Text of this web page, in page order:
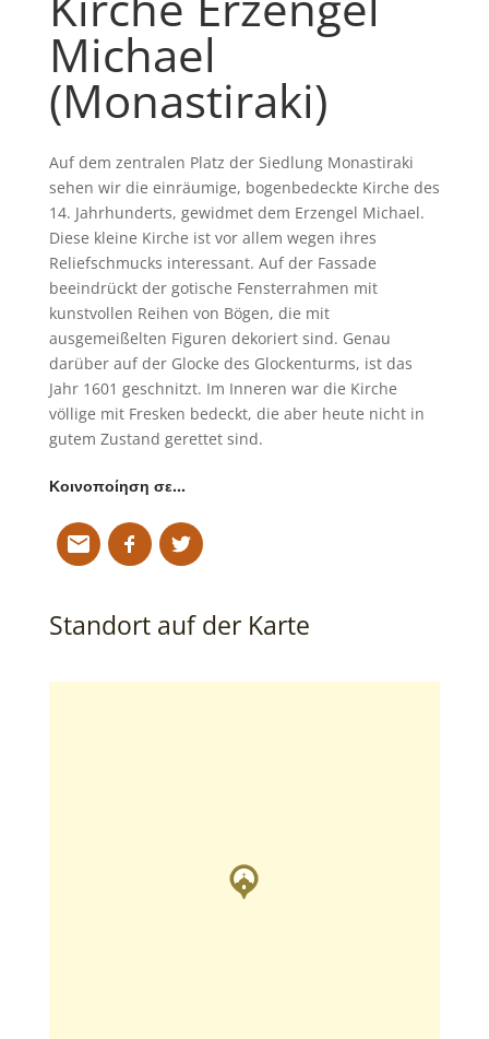
Michael
(Monastiraki)
Auf dem zentralen Platz der Siedlung Monastiraki
sehen wir die einräumige, bogenbedeckte Kirche des
14. Jahrhunderts, gewidmet dem Erzengel Michael.
Diese kleine Kirche ist vor allem wegen ihres
Reliefschmucks interessant. Auf der Fassade
beeindrückt der gotische Fensterrahmen mit
kunstvollen Reihen von Bögen, die mit
ausgemeißelten Figuren dekoriert sind. Genau
darüber auf der Glocke des Glockenturms, ist das
Jahr 1601 geschnitzt. Im Inneren war die Kirche
völlige mit Fresken bedeckt, die aber heute nicht in
gutem Zustand gerettet sind.
Κοινοποίηση σε…
Standort auf der Karte